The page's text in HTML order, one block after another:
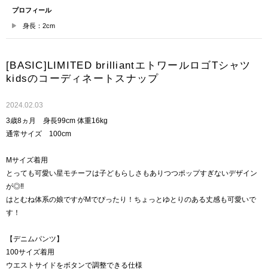
プロフィール
身長：2cm
[BASIC]LIMITED brilliantエトワールロゴTシャツ
kidsのコーディネートスナップ
2024.02.03
3歳8ヵ月 身長99cm 体重16kg
通常サイズ 100cm
Mサイズ着用
とっても可愛い星モチーフは子どもらしさもありつつポップすぎないデザイン
が◎‼︎
はとむね体系の娘ですがMでぴったり！ちょっとゆとりのある丈感も可愛いで
す！
【デニムパンツ】
100サイズ着用
ウエストサイドをボタンで調整できる仕様